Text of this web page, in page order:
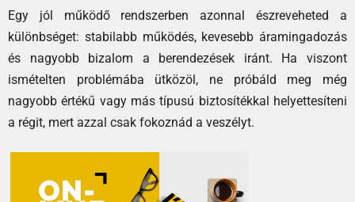
Egy jól működő rendszerben azonnal észreveheted a
különbséget: stabilabb működés, kevesebb áramingadozás
és nagyobb bizalom a berendezések iránt. Ha viszont
ismételten problémába ütközöl, ne próbáld meg még
nagyobb értékű vagy más típusú biztosítékkal helyettesíteni
a régit, mert azzal csak fokoznád a veszélyt.